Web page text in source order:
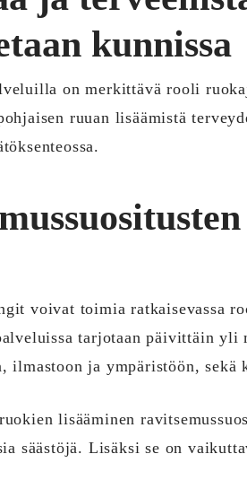
kunnissa
on merkittävä rooli
ruuan lisäämistä
voivat toimia ratkaisevassa
tarjotaan päivittäin
ilmastoon ja ympäristöön,
lisääminen
säästöjä. Lisäksi se on